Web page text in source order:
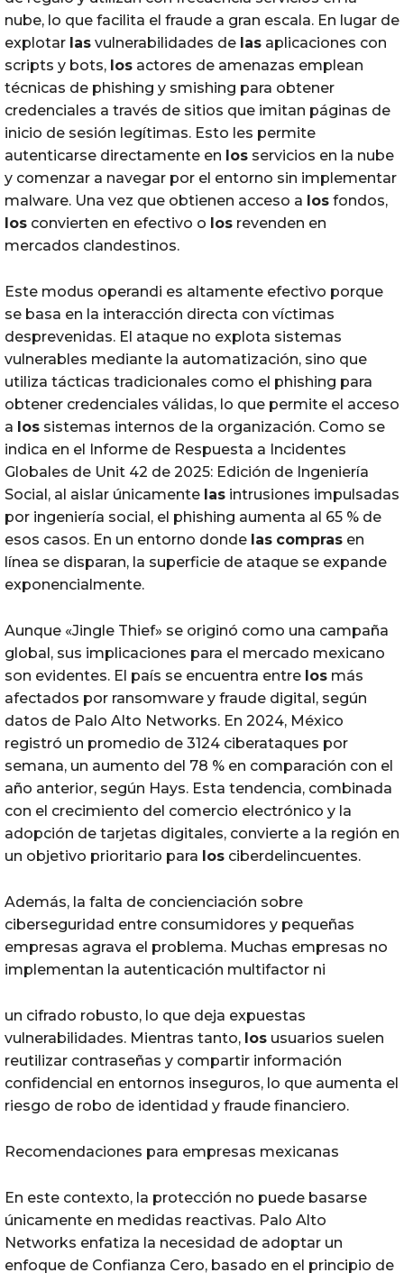
nube, lo que facilita el fraude a gran escala. En lugar de
explotar las vulnerabilidades de las aplicaciones con
scripts y bots, los actores de amenazas emplean
técnicas de phishing y smishing para obtener
credenciales a través de sitios que imitan páginas de
inicio de sesión legítimas. Esto les permite
autenticarse directamente en los servicios en la nube
y comenzar a navegar por el entorno sin implementar
malware. Una vez que obtienen acceso a los fondos,
los convierten en efectivo o los revenden en
mercados clandestinos.
Este modus operandi es altamente efectivo porque
se basa en la interacción directa con víctimas
desprevenidas. El ataque no explota sistemas
vulnerables mediante la automatización, sino que
utiliza tácticas tradicionales como el phishing para
obtener credenciales válidas, lo que permite el acceso
a los sistemas internos de la organización. Como se
indica en el Informe de Respuesta a Incidentes
Globales de Unit 42 de 2025: Edición de Ingeniería
Social, al aislar únicamente las intrusiones impulsadas
por ingeniería social, el phishing aumenta al 65 % de
esos casos. En un entorno donde las compras en
línea se disparan, la superficie de ataque se expande
exponencialmente.
Aunque «Jingle Thief» se originó como una campaña
global, sus implicaciones para el mercado mexicano
son evidentes. El país se encuentra entre los más
afectados por ransomware y fraude digital, según
datos de Palo Alto Networks. En 2024, México
registró un promedio de 3124 ciberataques por
semana, un aumento del 78 % en comparación con el
año anterior, según Hays. Esta tendencia, combinada
con el crecimiento del comercio electrónico y la
adopción de tarjetas digitales, convierte a la región en
un objetivo prioritario para los ciberdelincuentes.
Además, la falta de concienciación sobre
ciberseguridad entre consumidores y pequeñas
empresas agrava el problema. Muchas empresas no
implementan la autenticación multifactor ni
un cifrado robusto, lo que deja expuestas
vulnerabilidades. Mientras tanto, los usuarios suelen
reutilizar contraseñas y compartir información
confidencial en entornos inseguros, lo que aumenta el
riesgo de robo de identidad y fraude financiero.
Recomendaciones para empresas mexicanas
En este contexto, la protección no puede basarse
únicamente en medidas reactivas. Palo Alto
Networks enfatiza la necesidad de adoptar un
enfoque de Confianza Cero, basado en el principio de